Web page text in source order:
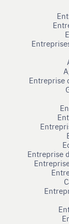
Entreprise
Entreprise